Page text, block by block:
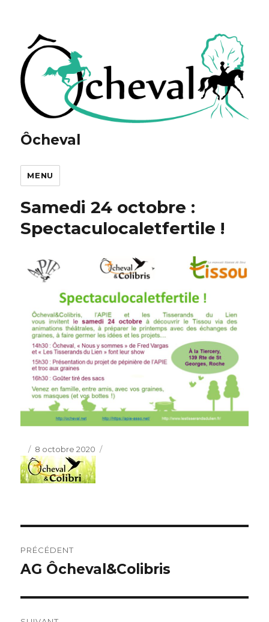
Ôcheval
MENU
Samedi 24 octobre :
Spectaculocaletfertile !
Publié
le
8 octobre 2020
de
PRÉCÉDENT
Article
AG Ôcheval&Colibris